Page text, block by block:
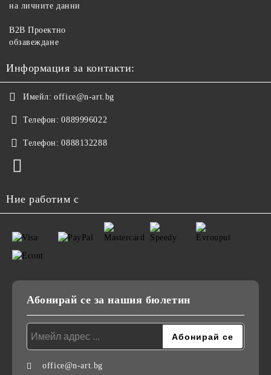
на личните данни
B2B Проектно
обзавеждане
Информация за контакти:
Имейл: office@n-art.bg
Телефон: 0889996022
Телефон: 0888132288
Ние работим с
Абонирай се за нашия бюлетин
office@n-art.bg